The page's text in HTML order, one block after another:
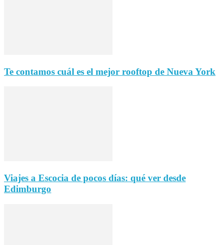
Te contamos cuál es el mejor rooftop de Nueva York
Viajes a Escocia de pocos días: qué ver desde
Edimburgo